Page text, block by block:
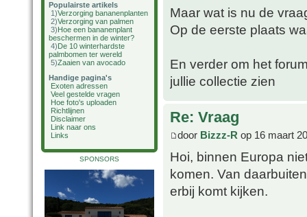
Populairste artikels
1)Verzorging bananenplanten
2)Verzorging van palmen
3)Hoe een bananenplant
beschermen in de winter?
4)De 10 winterhardste
palmbomen ter wereld
5)Zaaien van avocado
Handige pagina's
Exoten adressen
Veel gestelde vragen
Hoe foto's uploaden
Richtlijnen
Disclaimer
Link naar ons
Links
SPONSORS
Maar wat is nu de
Op de eerste plaats
En verder om het
jullie collectie zien
Re: Vraag
door Bizzz-R op 16 maart
Hoi, binnen Europa
komen. Van
erbij komt kijken.